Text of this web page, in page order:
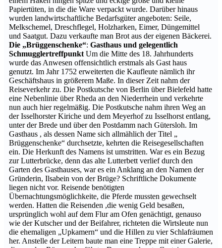
Papiertüten, in die die Ware verpackt wurde. Darüber hinaus
wurden landwirtschaftliche Bedarfsgüter angeboten: Seile,
Melkschemel, Dreschflegel, Holzharken, Eimer, Düngemittel
und Saatgut. Dazu verkaufte man Brot aus der eigenen Bäckerei.
Die „Brüggenschenke“: Gasthaus und gelegentlich
Schmugglertreffpunkt Um die Mitte des 18. Jahrhunderts
wurde das Anwesen offensichtlich erstmals als Gast haus
genutzt. Im Jahr 1752 erweiterten die Kaufleute nämlich ihr
Geschäftshaus in größerem Maße. In dieser Zeit nahm der
Reiseverkehr zu. Die Postkutsche von Berlin über Bielefeld hatte
eine Nebenlinie über Rheda an den Niederrhein und verkehrte
nun auch hier regelmäßig. Die Postkutsche nahm ihren Weg an
der Isselhorster Kiriche und dem Meyerhof zu Isselhorst entlang,
unter der Brede und über den Postdamm nach Gütersloh. Im
Gasthaus , als dessen Name sich allmählich der Titel „
Brüggenschenke“ durchsetzte, kehrten die Reisegesellschaften
ein. Die Herkunft des Namens ist umstritten. War es ein Bezug
zur Lutterbrücke, denn das alte Lutterbett verlief durch den
Garten des Gasthauses, war es ein Anklang an den Namen der
Gründerin, Ilsabein von der Brüge? Schriftliche Dokumente
liegen nicht vor. Reisende benötigten
Übernachtungsmöglichkeite, die Pferde mussten gewechselt
werden. Hatten die Reisenden ,die wenig Geld besaßen,
ursprünglich wohl auf dem Flur am Ofen genächtigt, genauso
wie der Kutscher und der Beifahrer, richteten die Wirtsleute nun
die ehemaligen „Upkamern“ und die Hillen zu vier Schlafräumen
her. Anstelle der Leitern baute man eine Treppe mit einer Galerie,